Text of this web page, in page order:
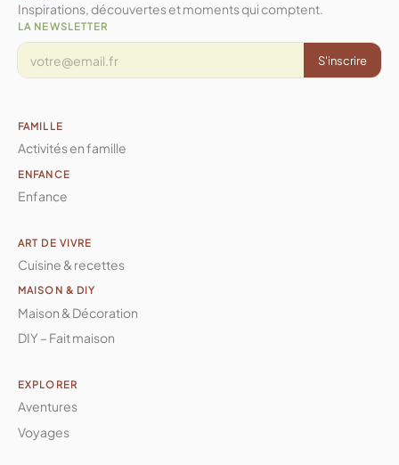
Inspirations, découvertes et moments qui comptent.
LA NEWSLETTER
S'inscrire
FAMILLE
Activités en famille
ENFANCE
Enfance
ART DE VIVRE
Cuisine & recettes
MAISON & DIY
Maison & Décoration
DIY – Fait maison
EXPLORER
Aventures
Voyages